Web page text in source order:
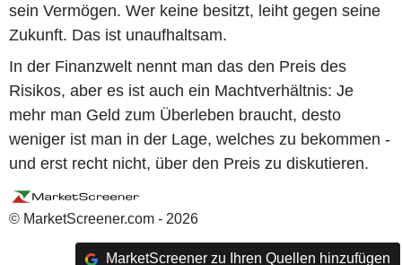
sein Vermögen. Wer keine besitzt, leiht gegen seine
Zukunft. Das ist unaufhaltsam.
In der Finanzwelt nennt man das den Preis des
Risikos, aber es ist auch ein Machtverhältnis: Je
mehr man Geld zum Überleben braucht, desto
weniger ist man in der Lage, welches zu bekommen -
und erst recht nicht, über den Preis zu diskutieren.
© MarketScreener.com - 2026
MarketScreener zu Ihren Quellen hinzufügen